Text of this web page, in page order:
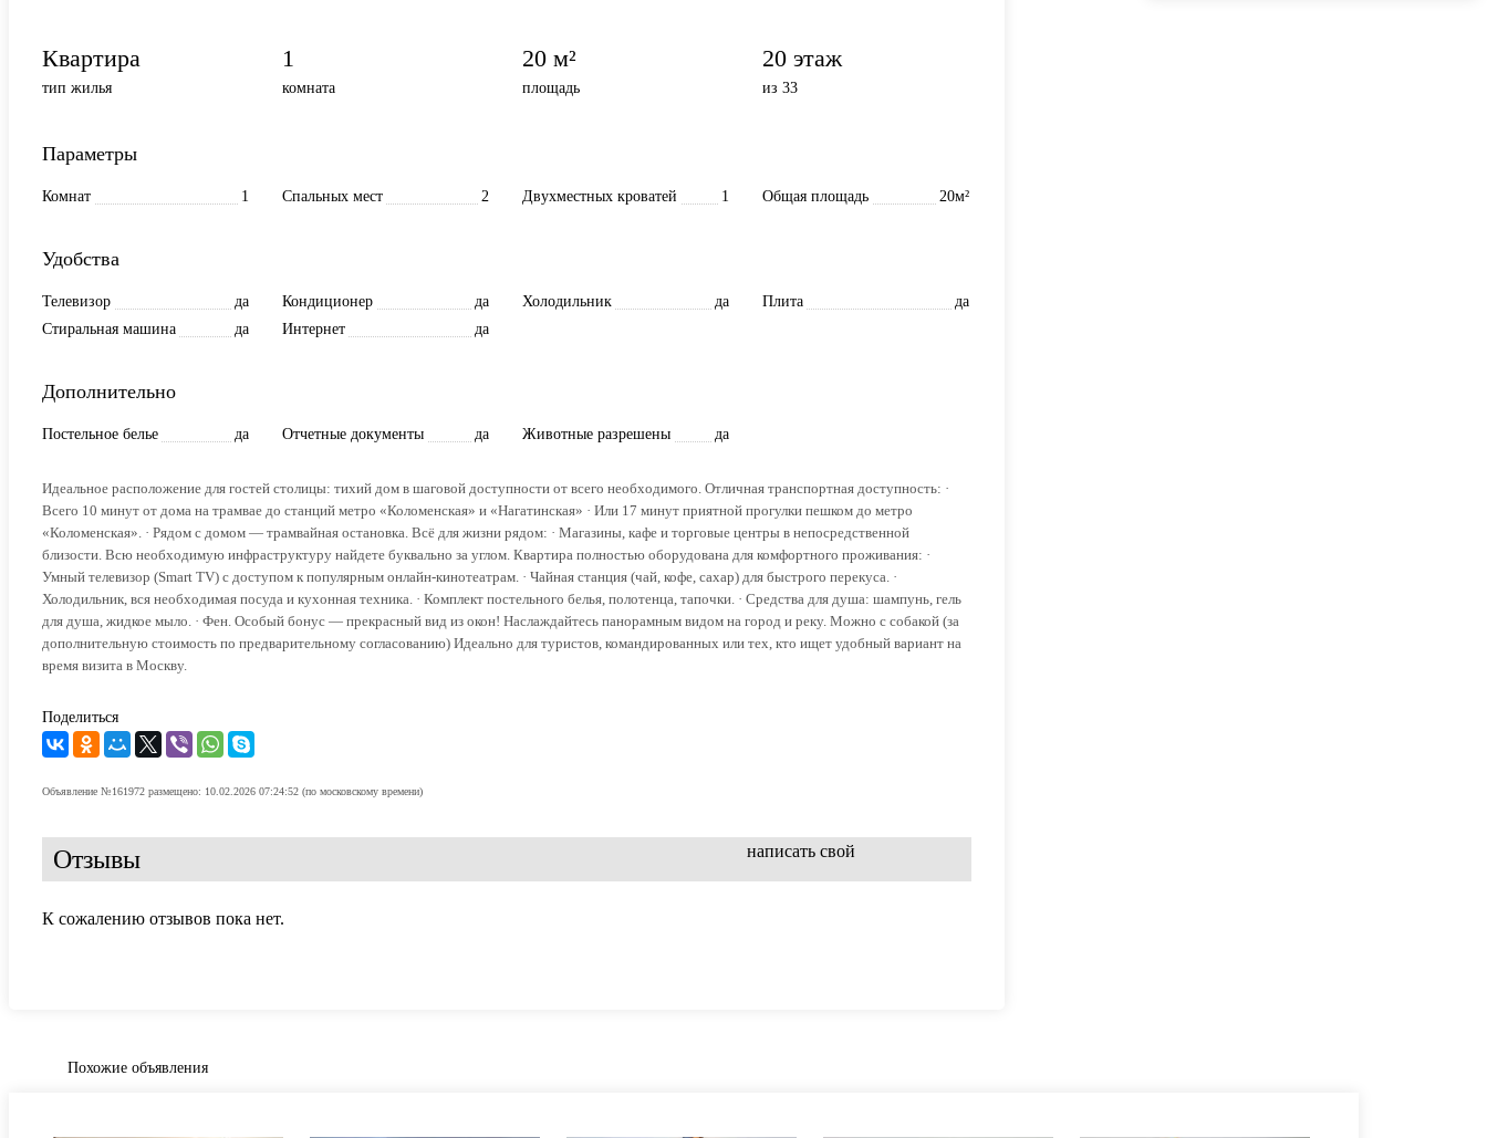
Квартира
тип жилья
1
комната
20 м²
площадь
20 этаж
из 33
Параметры
Комнат 1 Спальных мест 2 Двухместных кроватей 1 Общая площадь 20м²
Удобства
Телевизор да Кондиционер да Холодильник да Плита
да
Стиральная машина
да Интернет да
Дополнительно
Постельное белье да Отчетные документы да Животные разрешены да
Идеальное расположение для гостей столицы: тихий дом в шаговой доступности от всего необходимого. Отличная транспортная доступность: ·
Всего 10 минут от дома на трамвае до станций метро «Коломенская» и «Нагатинская» · Или 17 минут приятной прогулки пешком до метро
«Коломенская». · Рядом с домом — трамвайная остановка. Всё для жизни рядом: · Магазины, кафе и торговые центры в непосредственной
близости. Всю необходимую инфраструктуру найдете буквально за углом. Квартира полностью оборудована для комфортного проживания: ·
Умный телевизор (Smart TV) с доступом к популярным онлайн-кинотеатрам. · Чайная станция (чай, кофе, сахар) для быстрого перекуса. ·
Холодильник, вся необходимая посуда и кухонная техника. · Комплект постельного белья, полотенца, тапочки. · Средства для душа: шампунь, гель
для душа, жидкое мыло. · Фен. Особый бонус — прекрасный вид из окон! Наслаждайтесь панорамным видом на город и реку. Можно с собакой (за
дополнительную стоимость по предварительному согласованию) Идеально для туристов, командированных или тех, кто ищет удобный вариант на
время визита в Москву.
Поделиться
Объявление №161972 размещено: 10.02.2026 07:24:52 (по московскому времени)
Отзывы написать свой
К сожалению отзывов пока нет.
Похожие объявления